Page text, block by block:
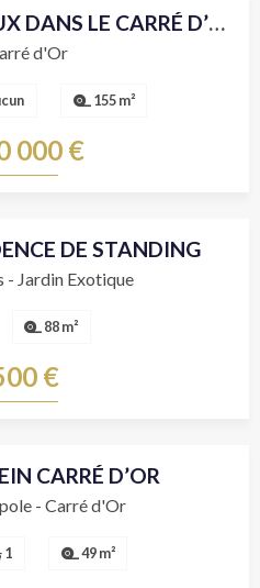
MURS COMMERCIAUX DANS LE CARRÉ D’OR
d'Or
155 m²
000 €
DE STANDING
- Jardin Exotique
88 m²
€
CARRÉ D’OR
- Carré d'Or
1 49 m²